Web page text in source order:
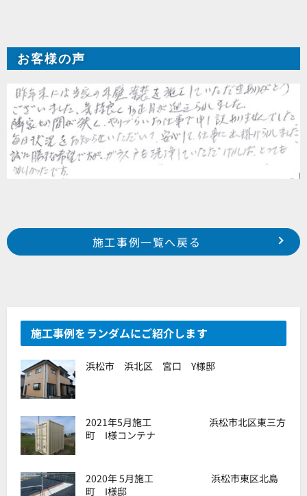
お客様の声
Prev
浜松市西区志都呂町 T様邸
湖西市白洲賀 S様邸
施工事例一覧へ戻る
施工事例をランダムにご紹介します
浜松市 浜北区 宮口 Y様邸
2021年5月施工 浜松市北区東三方
町 I様コンテナ
2020年 5月施工 浜松市東区北島
町 I様邸